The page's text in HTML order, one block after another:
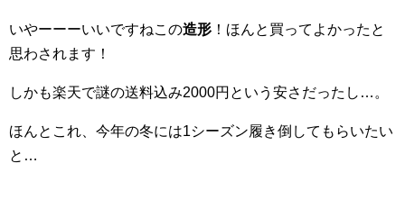
いやーーーいいですねこの造形 ！ほんと買ってよかったと
思わされます！
しかも楽天で謎の送料込み2000円という安さだったし…。
ほんとこれ、今年の冬には1シーズン履き倒してもらいたい
と…